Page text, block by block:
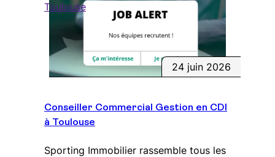
Toulouse
24 juin 2026
Conseiller Commercial Gestion en CDI
à Toulouse
Sporting Immobilier rassemble tous les